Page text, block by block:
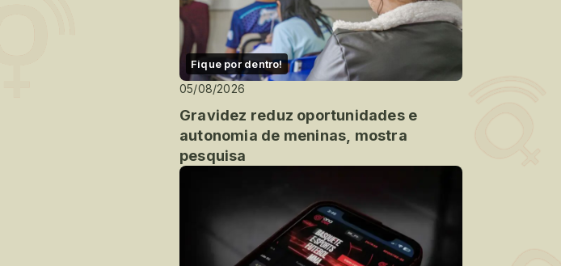
Fique por dentro!
05/08/2026
Gravidez reduz oportunidades e
autonomia de meninas, mostra
pesquisa